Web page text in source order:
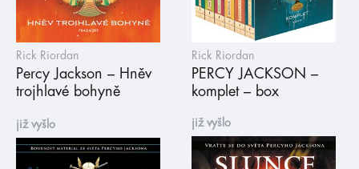
Rick Riordan
Percy Jackson – Hněv
trojhlavé bohyně
Rick Riordan
PERCY JACKSON –
komplet – box
již vyšlo již vyšlo